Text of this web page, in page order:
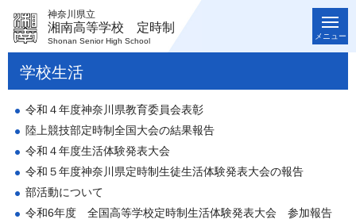
神奈川県立
湘南高等学校 定時制
Shonan Senior High School
メニュー
学校生活
令和４年度神奈川県教育委員会表彰
陸上競技部定時制全国大会の結果報告
令和４年度生活体験発表大会
令和５年度神奈川県定時制生徒生活体験発表大会の報告
部活動について
令和6年度 全国高等学校定時制生活体験発表大会 参加報告